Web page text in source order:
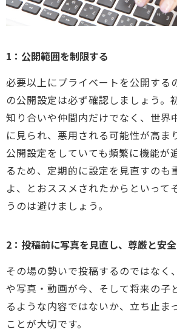
1：公開範囲を制限する
必要以上にプライベートを公開する
の公開設定は必ず確認しましょう。
知り合いや仲間内だけでなく、世界
に見られ、悪用される可能性が高ま
公開設定をしていても頻繁に機能が
るため、定期的に設定を見直すのも
よ、とおススメされたからといって
うのは避けましょう。
2：投稿前に写真を見直し、尊厳と安
その場の勢いで投稿するのではなく
や写真・動画が今、そして将来の子
るような内容ではないか、立ち止ま
ことが大切です。